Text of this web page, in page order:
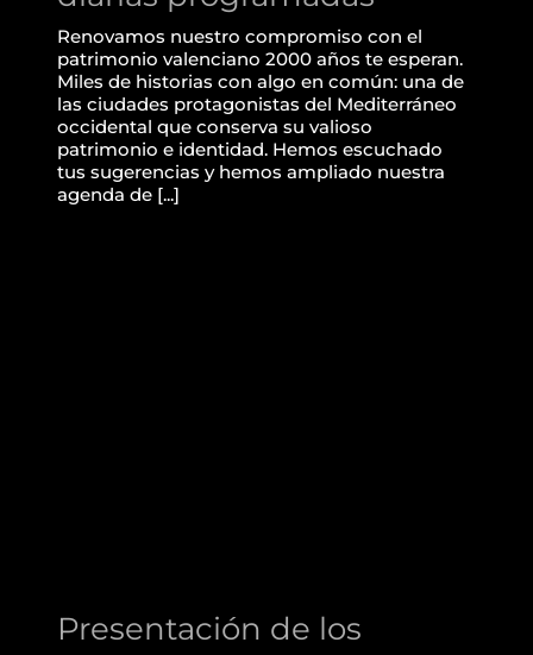
Renovamos nuestro compromiso con el
patrimonio valenciano 2000 años te esperan.
Miles de historias con algo en común: una de
las ciudades protagonistas del Mediterráneo
occidental que conserva su valioso
patrimonio e identidad. Hemos escuchado
tus sugerencias y hemos ampliado nuestra
agenda de [...]
Presentación de los